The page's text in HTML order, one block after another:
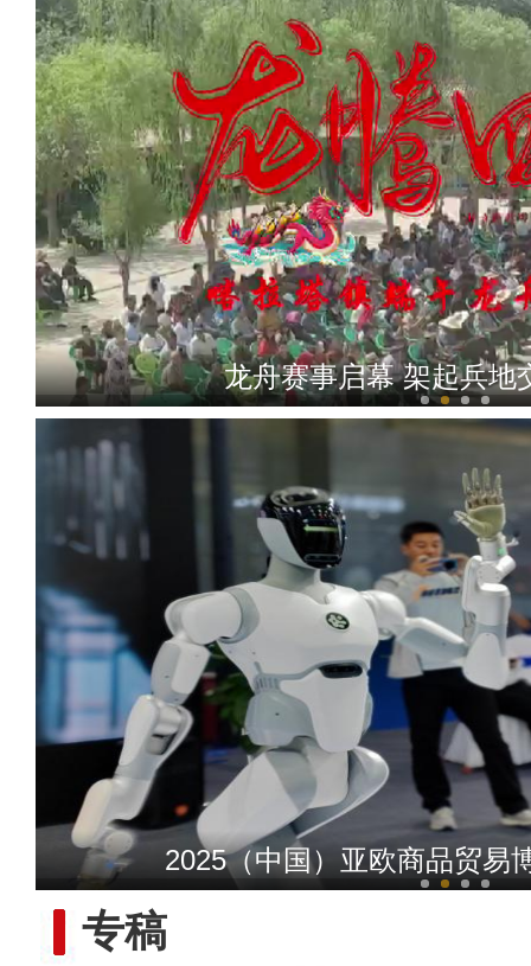
龙舟赛事启幕 架起兵地
【与你为邻】兰兰：丝绸之
2025（中国）亚欧商品贸易
专稿